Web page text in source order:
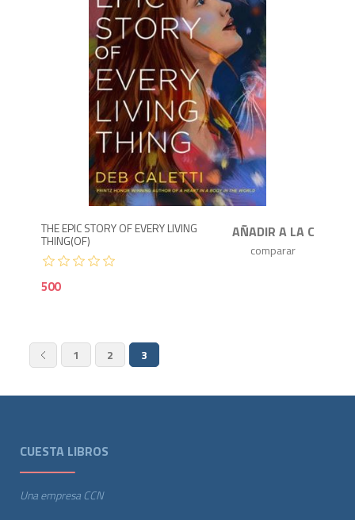
THE EPIC STORY OF EVERY LIVING
THING(OF)
500
1 2 3
CUESTA LIBROS
Una empresa CCN